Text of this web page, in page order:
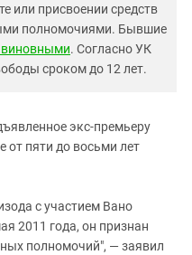
или присвоении средств
полномочиями. Бывшие
виновными. Согласно УК
сроком до 12 лет.
экс-премьеру
от пяти до восьми лет
с участием Вано
2011 года, он признан
полномочий", — заявил